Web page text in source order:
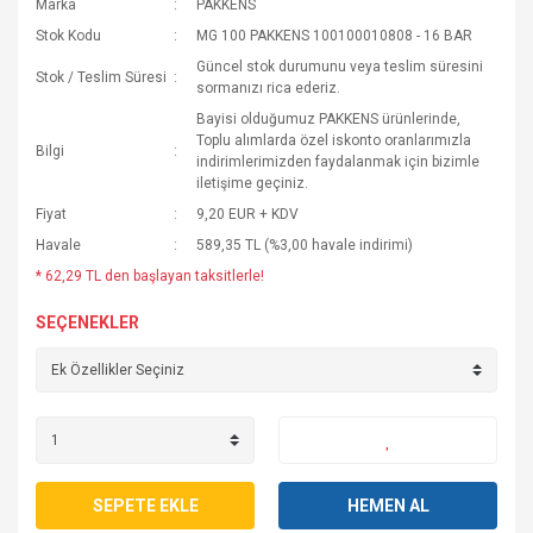
Marka
PAKKENS
Stok Kodu
MG 100 PAKKENS 100100010808 - 16 BAR
Stok / Teslim Süresi
Güncel stok durumunu veya teslim süresini
sormanızı rica ederiz.
Bilgi
Bayisi olduğumuz PAKKENS ürünlerinde,
Toplu alımlarda özel iskonto oranlarımızla
indirimlerimizden faydalanmak için bizimle
iletişime geçiniz.
Fiyat
9,20 EUR + KDV
Havale
589,35 TL (%3,00 havale indirimi)
* 62,29 TL den başlayan taksitlerle!
SEÇENEKLER
SEPETE EKLE HEMEN AL